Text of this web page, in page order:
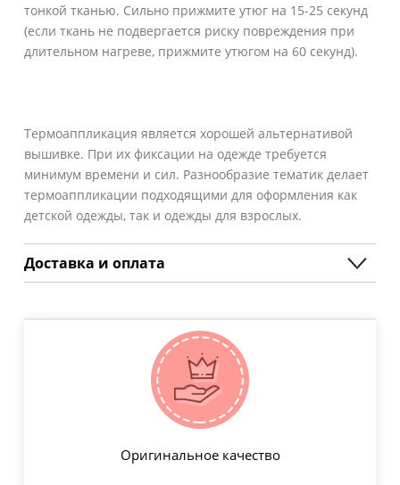
тонкой тканью. Сильно прижмите утюг на 15-25 секунд
(если ткань не подвергается риску повреждения при
длительном нагреве, прижмите утюгом на 60 секунд).
Термоаппликация является хорошей альтернативой
вышивке. При их фиксации на одежде требуется
минимум времени и сил. Разнообразие тематик делает
термоаппликации подходящими для оформления как
детской одежды, так и одежды для взрослых.
Доставка и оплата
Оригинальное качество